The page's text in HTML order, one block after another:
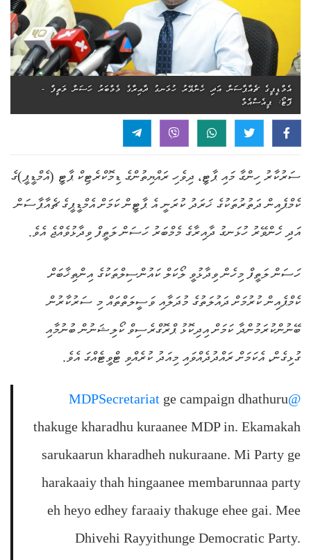
އެމްޑީޕީގެ ޗެއާޕާސަން އަދި ހެންވޭރު ހުޅަނގު ދާއިރާގެ މެމްބަރު ހަސަން ލަތީފް -
ފޮޓޯ: ޕީއެސްއެމް
ސަރުކާރު ހިންގާ މައި ޕާޓީ، ދިވެހި ރައްޔިތުންގެ ޑިމޮކްރެޓިކް ޕާޓީ (އެމްޑީޕީ)ގެ
ކެމްޕެއިން ދަތުރުތަކުގެ ޚަރަދު ކުރަނީ އެ ޕާޓީން ކަމަށް އެމްޑީޕީގެ ޗެއާޕާސަން
އަދި ހެންވޭރު ހުޅަނގު ދާއިރާގެ މެމްބަރު ހަސަން ލަތީފް ވިދާޅުވެއްޖެ އެވެ.
ހަސަން ލަތީފް މިހެން ވިދާޅުވީ ލޯކަލް ކައުންސިލްތަކުގެ އިންތިޚާބަށް
ކެމްޕެއިން ކުރުމަށް ދައުލަތުގެ މުދަލާއި ވަސީލަތްތައް މި ސަރުކާރުން
ބޭނުންކުރަމުންދާ ކަމަށް އިދިކޮޅު ޕްރޮގްރެސިވް ކޯލިޝަނުން ބުނުމާއި
ގުޅިގެން، އެކަމަށް ރައްދުދެއްވައި މިއަދު ކުރެއްވި ޓްވީޓެއްގަ އެވެ.
@MDPSecretariat
ge campaign dhathuru
thakuge kharadhu kuraanee MDP in. Ekamakah
sarukaarun kharadheh nukuraane. Mi Party ge
harakaaiy thah hingaanee membarunnaa party
eh heyo edhey faraaiy thakuge ehee gai. Mee
Dhivehi Rayyithunge Democratic Party.